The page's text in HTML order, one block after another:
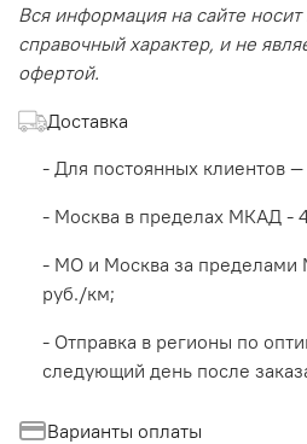
Вся информация на сайте
справочный характер, и не
офертой.
Доставка
- Для постоянных клиентов —
- Москва в пределах МКАД -
- МО и Москва за
руб./км;
- Отправка в регионы по
следующий день после
Варианты оплаты